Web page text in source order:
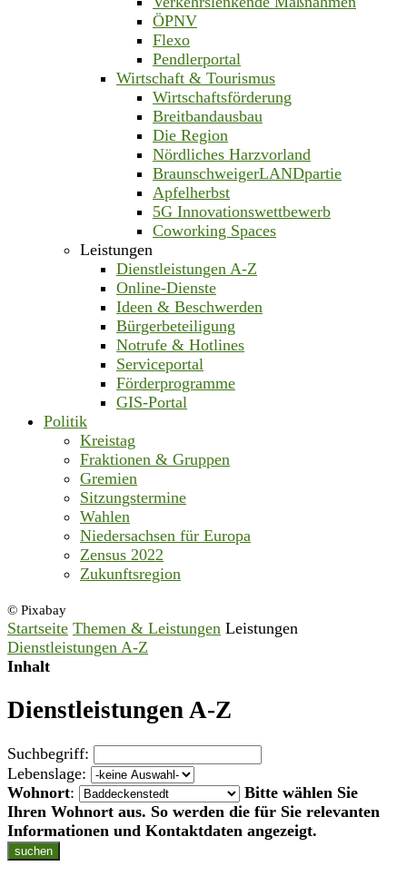
ÖPNV
Flexo
Pendlerportal
Wirtschaft & Tourismus
Wirtschaftsförderung
Breitbandausbau
Die Region
Nördliches Harzvorland
BraunschweigerLANDpartie
Apfelherbst
5G Innovationswettbewerb
Coworking Spaces
Leistungen
Dienstleistungen A-Z
Online-Dienste
Ideen & Beschwerden
Bürgerbeteiligung
Notrufe & Hotlines
Serviceportal
Förderprogramme
GIS-Portal
Politik
Kreistag
Fraktionen & Gruppen
Gremien
Sitzungstermine
Wahlen
Niedersachsen für Europa
Zensus 2022
Zukunftsregion
© Pixabay
Startseite Themen & Leistungen Leistungen
Dienstleistungen A-Z
Inhalt
Dienstleistungen A-Z
Suchbegriff:
Lebenslage:
Wohnort:
Bitte wählen Sie
Ihren Wohnort aus. So werden die für Sie relevanten
Informationen und Kontaktdaten angezeigt.
suchen